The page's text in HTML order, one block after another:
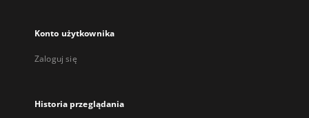
Konto użytkownika
Zaloguj się
Historia przeglądania